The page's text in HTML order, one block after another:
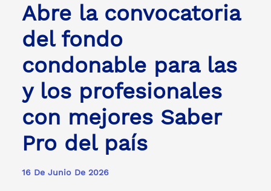
Abre la convocatoria
del fondo
condonable para las
y los profesionales
con mejores Saber
Pro del país
16 De Junio De 2026